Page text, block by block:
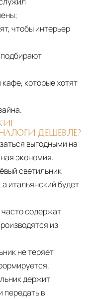
чтобы интерьер
которые хотят
ДЕШЕВЛЕ?
выгодными на
экономия:
светильник
итальянский будет
содержат
из
не теряет
держит
передать в